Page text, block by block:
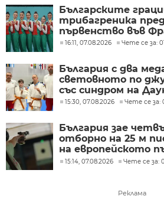
Българските
трибагреника
първенство във
16:11, 07.08.2026 Чете се за:
България с два
световното по
със синдром на
15:30, 07.08.2026 Чете се за:
България зае
отборно на 25 м
на eвропейското
спортна стрелба
15:14, 07.08.2026 Чете се за:
Реклама